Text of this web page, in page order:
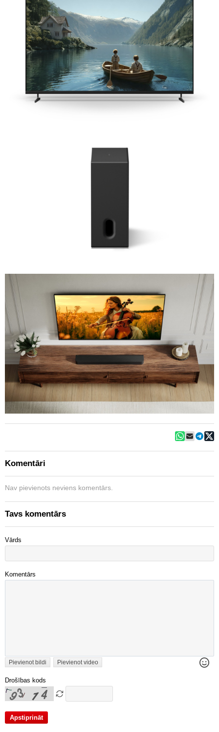
Komentāri
Nav pievienots neviens komentārs.
Tavs komentārs
Vārds
Komentārs
Pievienot bildi Pievienot video
Drošības kods